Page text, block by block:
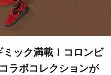
ック満載！コロンビ
ラボコレクションが